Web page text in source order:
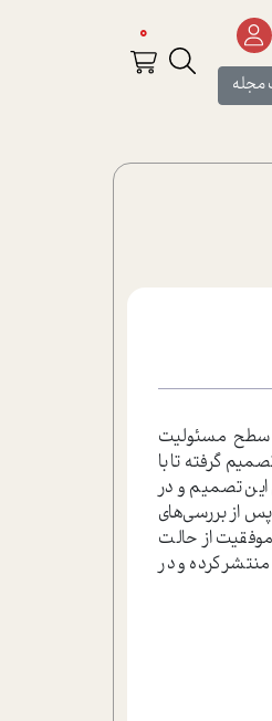
مجله
0
سطح مسئولیت
گرفته تا با
این تصمیم و در
پس از بررسی‌های
موفقیت از حالت
کرده و در